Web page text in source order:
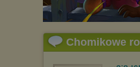
Chomikowe